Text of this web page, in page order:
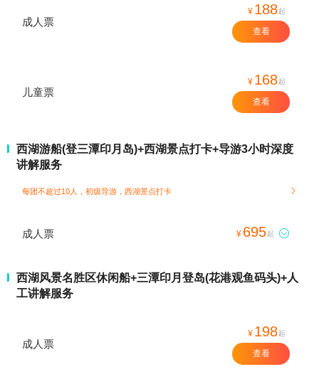
成人票
¥ 188起
查看
儿童票
¥ 168起
查看
西湖游船(登三潭印月岛)+西湖景点打卡+导游3小时深度
讲解服务
每团不超过10人，初级导游，西湖景点打卡 
成人票 ¥ 695起 
西湖风景名胜区休闲船+三潭印月登岛(花港观鱼码头)+人
工讲解服务
成人票
¥ 198起
查看